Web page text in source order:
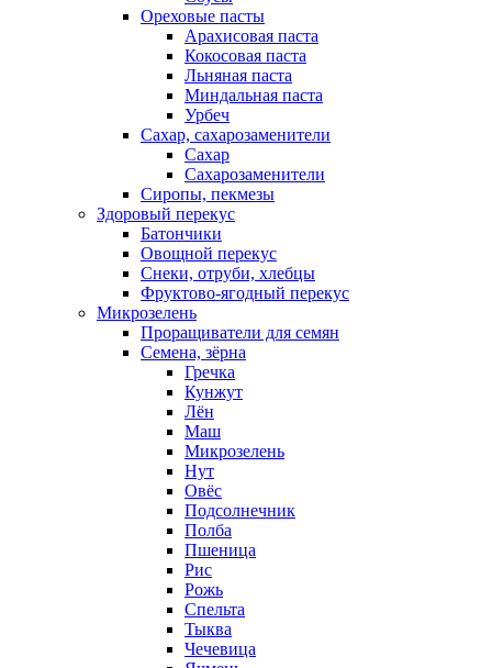
Ореховые пасты
Арахисовая паста
Кокосовая паста
Льняная паста
Миндальная паста
Урбеч
Сахар, сахарозаменители
Сахар
Сахарозаменители
Сиропы, пекмезы
Здоровый перекус
Батончики
Овощной перекус
Снеки, отруби, хлебцы
Фруктово-ягодный перекус
Микрозелень
Проращиватели для семян
Семена, зёрна
Гречка
Кунжут
Лён
Маш
Микрозелень
Нут
Овёс
Подсолнечник
Полба
Пшеница
Рис
Рожь
Спельта
Тыква
Чечевица